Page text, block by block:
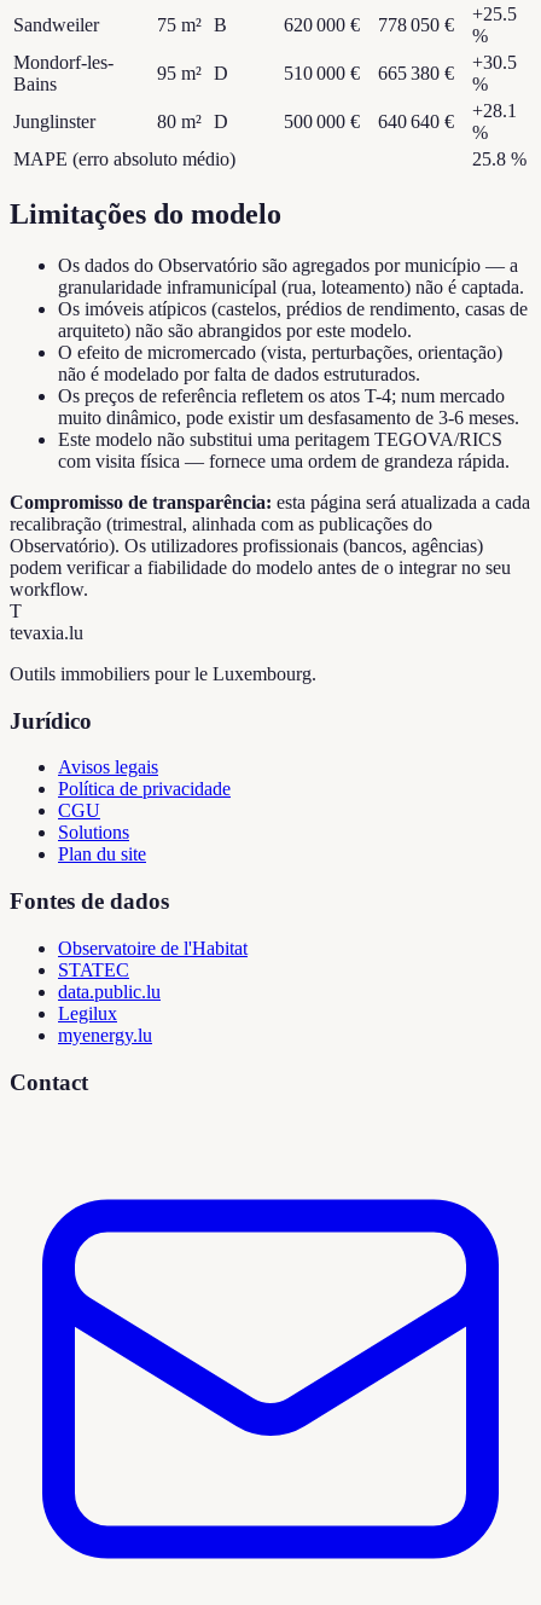
Sandweiler
75 m² B 620 000 € 778 050 €
+25.5
%
Mondorf-les-
Bains
95 m² D 510 000 € 665 380 €
+30.5
%
Junglinster
80 m² D 500 000 € 640 640 €
+28.1
%
MAPE (erro absoluto médio)
25.8 %
Limitações do modelo
Os dados do Observatório são agregados por município — a
granularidade inframunicípal (rua, loteamento) não é captada.
Os imóveis atípicos (castelos, prédios de rendimento, casas de
arquiteto) não são abrangidos por este modelo.
O efeito de micromercado (vista, perturbações, orientação)
não é modelado por falta de dados estruturados.
Os preços de referência refletem os atos T-4; num mercado
muito dinâmico, pode existir um desfasamento de 3-6 meses.
Este modelo não substitui uma peritagem TEGOVA/RICS
com visita física — fornece uma ordem de grandeza rápida.
Compromisso de transparência: esta página será atualizada a cada
recalibração (trimestral, alinhada com as publicações do
Observatório). Os utilizadores profissionais (bancos, agências)
podem verificar a fiabilidade do modelo antes de o integrar no seu
workflow.
T
tevaxia.lu
Outils immobiliers pour le Luxembourg.
Jurídico
Avisos legais
Política de privacidade
CGU
Solutions
Plan du site
Fontes de dados
Observatoire de l'Habitat
STATEC
data.public.lu
Legilux
myenergy.lu
Contact